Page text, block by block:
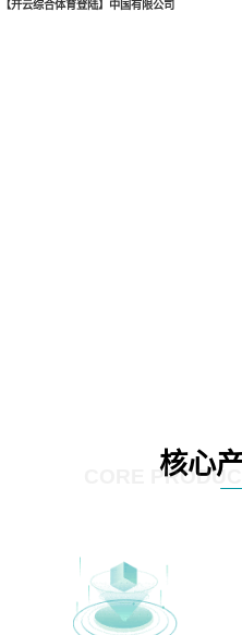
【开云综合体育登陆】中国有限公司
核心
CORE